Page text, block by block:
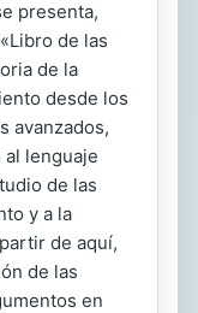
presenta,
de las
de la
desde los
avanzados,
lenguaje
de las
y a la
de aquí,
de las
en